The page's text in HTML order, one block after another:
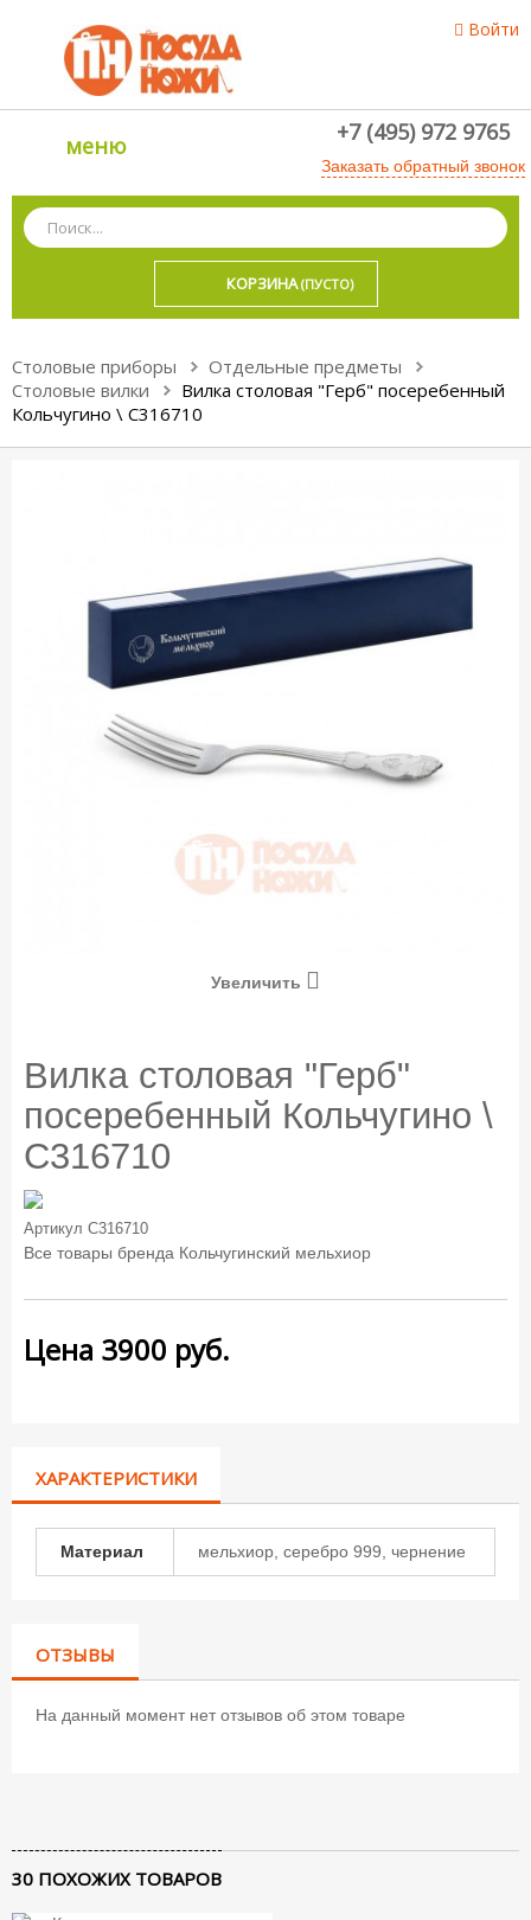
Войти
меню +7 (495) 972 9765
Заказать обратный звонок
КОРЗИНА (ПУСТО)
Столовые приборы
Отдельные предметы
Столовые вилки
Вилка столовая "Герб" посеребенный
Кольчугино \ С316710
Увеличить
Вилка столовая "Герб"
посеребенный Кольчугино \
С316710
Артикул С316710
Все товары бренда Кольчугинский мельхиор
Цена 3900 руб.
ХАРАКТЕРИСТИКИ
Материал мельхиор, серебро 999, чернение
ОТЗЫВЫ
На данный момент нет отзывов об этом товаре
30 ПОХОЖИХ ТОВАРОВ